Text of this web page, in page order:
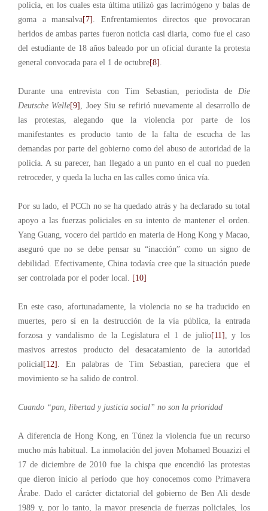
policía, en los cuales esta última utilizó gas lacrimógeno y balas de
goma a mansalva[7] . Enfrentamientos directos que provocaran
heridos de ambas partes fueron noticia casi diaria, como fue el caso
del estudiante de 18 años baleado por un oficial durante la protesta
general convocada para el 1 de octubre[8] .
Durante una entrevista con Tim Sebastian, periodista de Die
Deutsche Welle[9] , Joey Siu se refirió nuevamente al desarrollo de
las protestas, alegando que la violencia por parte de los
manifestantes es producto tanto de la falta de escucha de las
demandas por parte del gobierno como del abuso de autoridad de la
policía. A su parecer, han llegado a un punto en el cual no pueden
retroceder, y queda la lucha en las calles como única vía.
Por su lado, el PCCh no se ha quedado atrás y ha declarado su total
apoyo a las fuerzas policiales en su intento de mantener el orden.
Yang Guang, vocero del partido en materia de Hong Kong y Macao,
aseguró que no se debe pensar su “inacción” como un signo de
debilidad. Efectivamente, China todavía cree que la situación puede
ser controlada por el poder local. [10]
En este caso, afortunadamente, la violencia no se ha traducido en
muertes, pero sí en la destrucción de la vía pública, la entrada
forzosa y vandalismo de la Legislatura el 1 de julio[11] , y los
masivos arrestos producto del desacatamiento de la autoridad
policial[12] . En palabras de Tim Sebastian, pareciera que el
movimiento se ha salido de control.
Cuando “pan, libertad y justicia social” no son la prioridad
A diferencia de Hong Kong, en Túnez la violencia fue un recurso
mucho más habitual. La inmolación del joven Mohamed Bouazizi el
17 de diciembre de 2010 fue la chispa que encendió las protestas
que dieron inicio al período que hoy conocemos como Primavera
Árabe. Dado el carácter dictatorial del gobierno de Ben Ali desde
1989 y, por lo tanto, la mayor presencia de fuerzas policiales, los